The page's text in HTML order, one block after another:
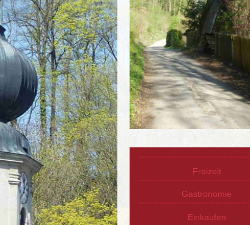
Freizeit
Gastronomie
Einkaufen